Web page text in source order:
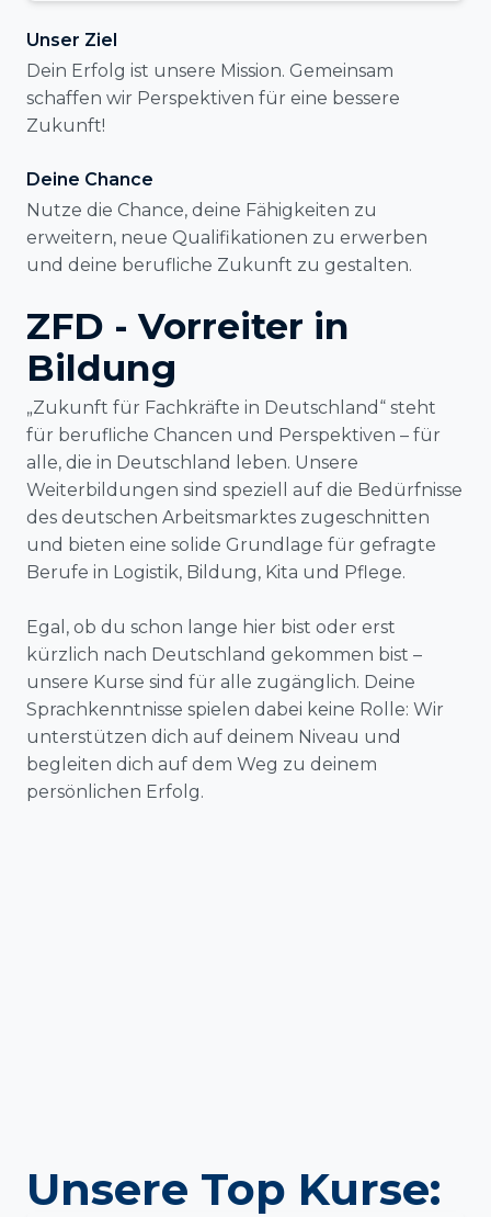
Unser Ziel
Dein Erfolg ist unsere Mission. Gemeinsam
schaffen wir Perspektiven für eine bessere
Zukunft!
Deine Chance
Nutze die Chance, deine Fähigkeiten zu
erweitern, neue Qualifikationen zu erwerben
und deine berufliche Zukunft zu gestalten.
ZFD - Vorreiter in
Bildung
„Zukunft für Fachkräfte in Deutschland“ steht
für berufliche Chancen und Perspektiven – für
alle, die in Deutschland leben. Unsere
Weiterbildungen sind speziell auf die Bedürfnisse
des deutschen Arbeitsmarktes zugeschnitten
und bieten eine solide Grundlage für gefragte
Berufe in Logistik, Bildung, Kita und Pflege.
Egal, ob du schon lange hier bist oder erst
kürzlich nach Deutschland gekommen bist –
unsere Kurse sind für alle zugänglich. Deine
Sprachkenntnisse spielen dabei keine Rolle: Wir
unterstützen dich auf deinem Niveau und
begleiten dich auf dem Weg zu deinem
persönlichen Erfolg.
Unsere Top Kurse: